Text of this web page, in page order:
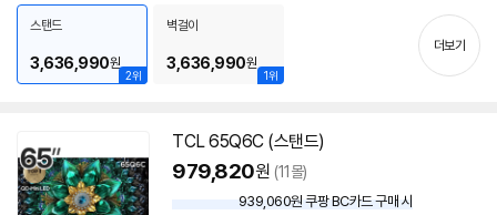
체): 4개
출시가: 5,090,000원
기
2위
스탠드
3,636,990원
1위
벽걸이
3,636,990원
더보기
TCL 65Q6C (스탠드)
979,820원 (11몰)
939,060원 쿠팡 BC카드 구매 시